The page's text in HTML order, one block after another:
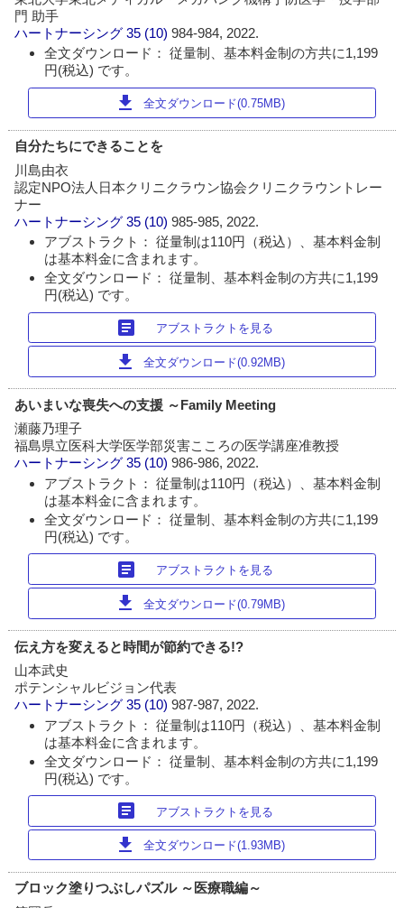
門 助手
ハートナーシング 35 (10)984-984, 2022.
全文ダウンロード： 従量制、基本料金制の方共に1,199
円(税込) です。
download 全文ダウンロード(0.75MB)
自分たちにできることを
川島由衣
認定NPO法人日本クリニクラウン協会クリニクラウントレー
ナー
ハートナーシング 35 (10)985-985, 2022.
アブストラクト： 従量制は110円（税込）、基本料金制
は基本料金に含まれます。
全文ダウンロード： 従量制、基本料金制の方共に1,199
円(税込) です。
article アブストラクトを見る
download 全文ダウンロード(0.92MB)
あいまいな喪失への支援 ～Family Meeting
瀬藤乃理子
福島県立医科大学医学部災害こころの医学講座准教授
ハートナーシング 35 (10)986-986, 2022.
アブストラクト： 従量制は110円（税込）、基本料金制
は基本料金に含まれます。
全文ダウンロード： 従量制、基本料金制の方共に1,199
円(税込) です。
article アブストラクトを見る
download 全文ダウンロード(0.79MB)
伝え方を変えると時間が節約できる!?
山本武史
ポテンシャルビジョン代表
ハートナーシング 35 (10)987-987, 2022.
アブストラクト： 従量制は110円（税込）、基本料金制
は基本料金に含まれます。
全文ダウンロード： 従量制、基本料金制の方共に1,199
円(税込) です。
article アブストラクトを見る
download 全文ダウンロード(1.93MB)
ブロック塗りつぶしパズル ～医療職編～